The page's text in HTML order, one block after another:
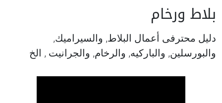
بلاط ورخام
دليل محترفى أعمال البلاط, والسيراميك,
والبورسلين, والباركيه, والرخام, والجرانيت , الخ